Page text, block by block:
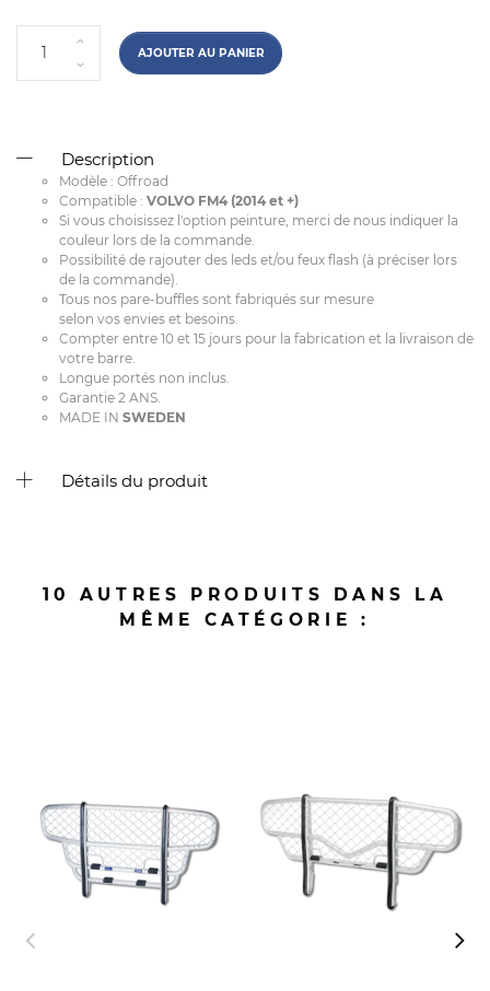
AJOUTER AU PANIER
Description
Modèle : Offroad
Compatible : VOLVO FM4 (2014 et +)
Si vous choisissez l'option peinture, merci de nous indiquer la
couleur lors de la commande.
Possibilité de rajouter des leds et/ou feux flash (à préciser lors
de la commande).
Tous nos pare-buffles sont fabriqués sur mesure
selon vos envies et besoins.
Compter entre 10 et 15 jours pour la fabrication et la livraison de
votre barre.
Longue portés non inclus.
Garantie 2 ANS.
MADE IN SWEDEN
Détails du produit
10 AUTRES PRODUITS DANS LA
MÊME CATÉGORIE :